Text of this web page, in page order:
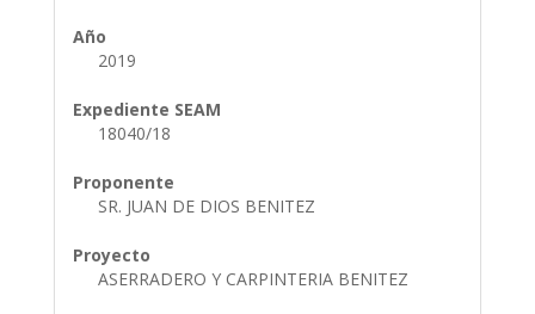
Año
2019
Expediente SEAM
18040/18
Proponente
SR. JUAN DE DIOS BENITEZ
Proyecto
ASERRADERO Y CARPINTERIA BENITEZ